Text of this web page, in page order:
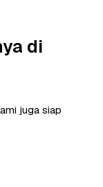
di
juga siap